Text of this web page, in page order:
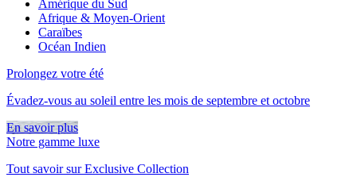
Amérique du Sud
Afrique & Moyen-Orient
Caraïbes
Océan Indien
Prolongez votre été
Évadez-vous au soleil entre les mois de septembre et octobre
En savoir plus
Notre gamme luxe
Tout savoir sur Exclusive Collection